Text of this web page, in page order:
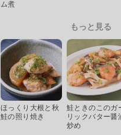
ム煮
もっと見る
ほっくり大根と秋
鮭の照り焼き
鮭ときのこのガ
リックバター醤
炒め